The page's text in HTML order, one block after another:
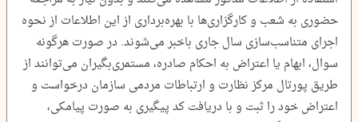
حضوری به شعب و کارگزاری‌ها با بهره‌برداری از این اطلاعات از نحوه
اجرای متناسب‌سازی سال جاری باخبر می‌شوند. در صورت هرگونه
سوال، ابهام یا اعتراض به احکام صادره، مستمری‌بگیران می‌توانند از
طریق پورتال مرکز نظارت و ارتباطات مردمی سازمان درخواست و
اعتراض خود را ثبت و با دریافت کد پیگیری به صورت پیامکی،